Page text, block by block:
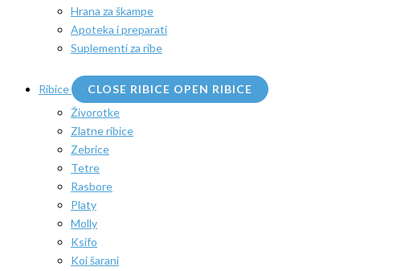
Hrana za škampe
Apoteka i preparati
Suplementi za ribe
Ribice CLOSE RIBICE OPEN RIBICE
Živorotke
Zlatne ribice
Zebrice
Tetre
Rasbore
Platy
Molly
Ksifo
Koi šarani